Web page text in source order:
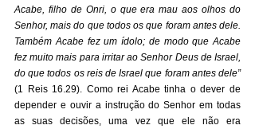
Acabe, filho de Onri, o que era mau aos olhos do
Senhor, mais do que todos os que foram antes dele.
Também Acabe fez um ídolo; de modo que Acabe
fez muito mais para irritar ao Senhor Deus de Israel,
do que todos os reis de Israel que foram antes dele”
(1 Reis 16.29). Como rei Acabe tinha o dever de
depender e ouvir a instrução do Senhor em todas
as suas decisões, uma vez que ele não era